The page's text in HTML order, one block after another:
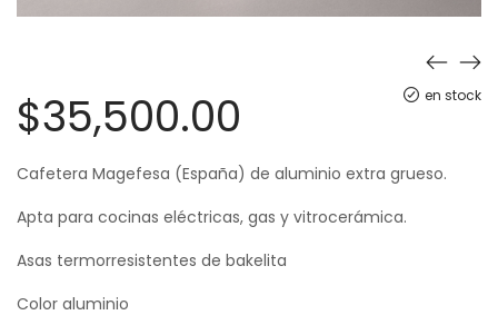
en stock
$35,500.00
Cafetera Magefesa (España) de aluminio extra grueso.
Apta para cocinas eléctricas, gas y vitrocerámica.
Asas termorresistentes de bakelita
Color aluminio